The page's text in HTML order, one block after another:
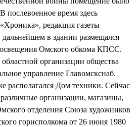
послевоенное время здесь
редакция газеты
в здании размещался
Омского обкома КПСС.
организации общества
управление Главомскснаб.
располагался Дом техники. Сейчас
организации, магазины,
отделения Союза художников
горисполкома от 26 июня 1980